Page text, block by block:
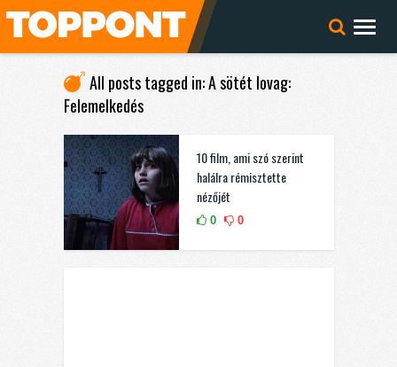
All posts tagged in: A sötét lovag:
Felemelkedés
10 film, ami szó szerint
halálra rémisztette
nézőjét
0 0